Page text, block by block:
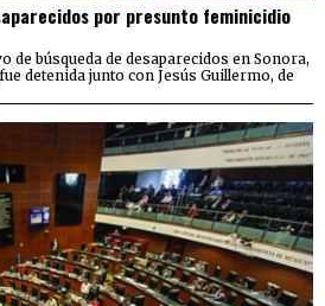
por presunto feminicidio
de búsqueda de desaparecidos en Sonora,
detenida junto con Jesús Guillermo, de